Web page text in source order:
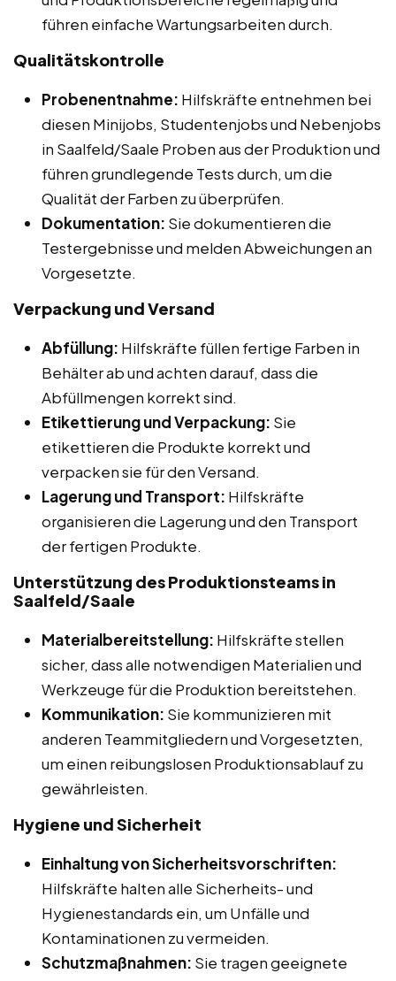
führen einfache Wartungsarbeiten durch.
Qualitätskontrolle
Probenentnahme: Hilfskräfte entnehmen bei
diesen Minijobs, Studentenjobs und Nebenjobs
in Saalfeld/Saale Proben aus der Produktion und
führen grundlegende Tests durch, um die
Qualität der Farben zu überprüfen.
Dokumentation: Sie dokumentieren die
Testergebnisse und melden Abweichungen an
Vorgesetzte.
Verpackung und Versand
Abfüllung: Hilfskräfte füllen fertige Farben in
Behälter ab und achten darauf, dass die
Abfüllmengen korrekt sind.
Etikettierung und Verpackung: Sie
etikettieren die Produkte korrekt und
verpacken sie für den Versand.
Lagerung und Transport: Hilfskräfte
organisieren die Lagerung und den Transport
der fertigen Produkte.
Unterstützung des Produktionsteams in
Saalfeld/Saale
Materialbereitstellung: Hilfskräfte stellen
sicher, dass alle notwendigen Materialien und
Werkzeuge für die Produktion bereitstehen.
Kommunikation: Sie kommunizieren mit
anderen Teammitgliedern und Vorgesetzten,
um einen reibungslosen Produktionsablauf zu
gewährleisten.
Hygiene und Sicherheit
Einhaltung von Sicherheitsvorschriften:
Hilfskräfte halten alle Sicherheits- und
Hygienestandards ein, um Unfälle und
Kontaminationen zu vermeiden.
Schutzmaßnahmen: Sie tragen geeignete